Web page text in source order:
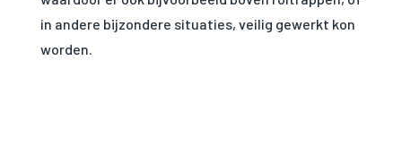
in andere bijzondere situaties, veilig gewerkt kon
worden.